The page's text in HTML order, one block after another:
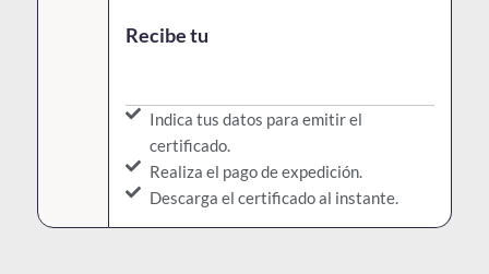
Recibe tu
Indica tus datos para emitir el
certificado.
Realiza el pago de expedición.
Descarga el certificado al instante.